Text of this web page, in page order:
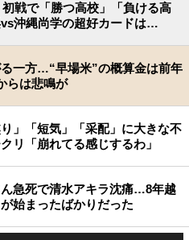
初戦で「勝つ高校」「負ける高
沖縄尚学の超好カードは…
一方…“早場米”の概算金は前年
らは悲鳴が
」「短気」「采配」に大きな不
リ「崩れてる感じするわ」
急死で清水アキラ沈痛…8年越
始まったばかりだった